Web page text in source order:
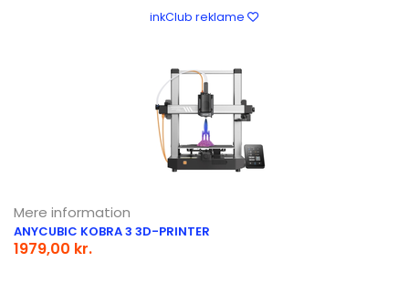
inkClub reklame
Mere information
ANYCUBIC KOBRA 3 3D-PRINTER
1979,00 kr.